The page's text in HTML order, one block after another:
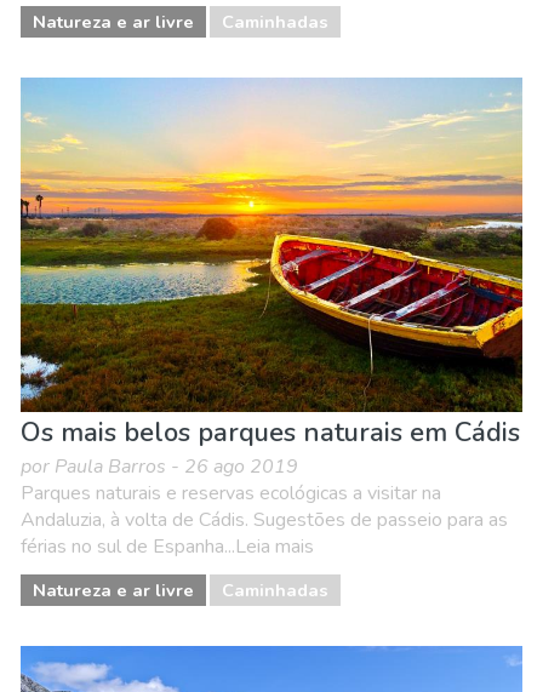
Natureza e ar livre Caminhadas
Os mais belos parques naturais em Cádis
por Paula Barros - 26 ago 2019
Parques naturais e reservas ecológicas a visitar na
Andaluzia, à volta de Cádis. Sugestões de passeio para as
férias no sul de Espanha...Leia mais
Natureza e ar livre Caminhadas